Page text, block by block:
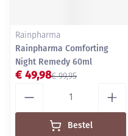
Rainpharma
Rainpharma Comforting
Night Remedy 60ml
€ 99,95
€ 49,98
Bestel